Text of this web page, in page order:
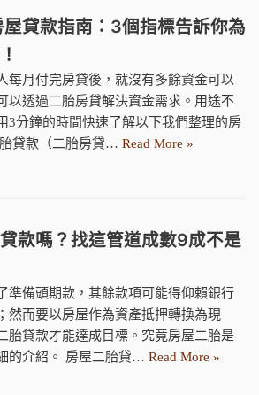
貸款指南：3個指標告訴你為
每月付完房貸後，就沒有多餘資金可以
以透過二胎房貸解決資金需求。用途不
3分鐘的時間快速了解以下我們整理的房
貸款（二胎房貸… Read More »
款嗎？找這管道成數9成不是
準備頭期款，其餘款項可能得仰賴銀行
然而要以房屋作為資產抵押轉換為現
胎貸款才能達成目標。究竟房屋二胎是
的介紹。 房屋二胎貸… Read More »